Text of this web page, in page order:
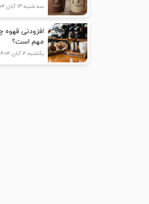
سه شنبه ۱۳ آبان ۱۴۰۴
افزودنی
مهم است؟
یکشنبه ۴ آبان ۱۴۰۴